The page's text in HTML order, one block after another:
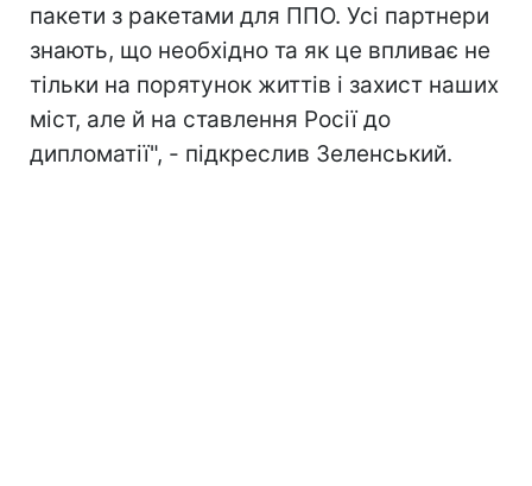
пакети з ракетами для ППО. Усі партнери
знають, що необхідно та як це впливає не
тільки на порятунок життів і захист наших
міст, але й на ставлення Росії до
дипломатії", - підкреслив Зеленський.